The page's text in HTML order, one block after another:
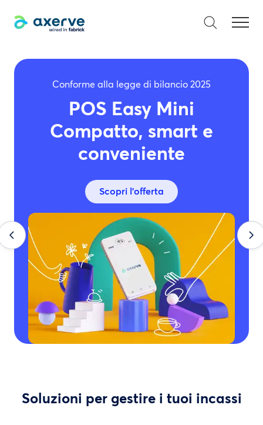
Conforme alla legge di bilancio 2025
POS Easy Mini
Compatto, smart e
conveniente
Scopri l'offerta
Soluzioni per gestire i tuoi incassi